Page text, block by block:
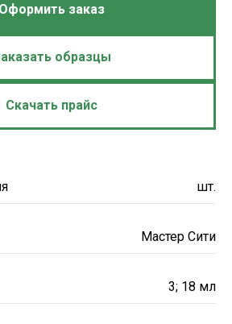
Оформить заказ
образцы
Скачать прайс
шт.
Мастер Сити
3; 18 мл